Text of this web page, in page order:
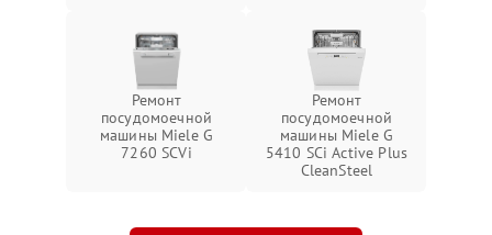
Ремонт
посудомоечной
машины Miele G
7260 SCVi
Ремонт
посудомоечной
машины Miele G
5410 SCi Active Plus
CleanSteel